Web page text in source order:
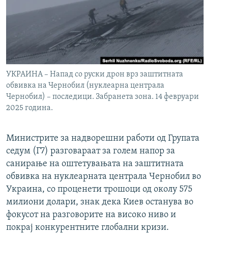
УКРАИНА – Напад со руски дрон врз заштитната
обвивка на Чернобил (нуклеарна централа
Чернобил) – последици. Забранета зона. 14 февруари
2025 година.
Министрите за надворешни работи од Групата
седум (Г7) разговараат за голем напор за
санирање на оштетувањата на заштитната
обвивка на нуклеарната централа Чернобил во
Украина, со проценети трошоци од околу 575
милиони долари, знак дека Киев останува во
фокусот на разговорите на високо ниво и
покрај конкурентните глобални кризи.